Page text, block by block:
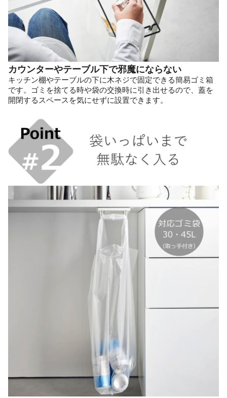
カウンターやテーブル下で邪魔にならない
キッチン棚やテーブルの下に木ネジで固定できる簡易ゴミ箱
です。ゴミを捨てる時や袋の交換時に引き出せるので、蓋を
開閉するスペースを気にせずに設置できます。